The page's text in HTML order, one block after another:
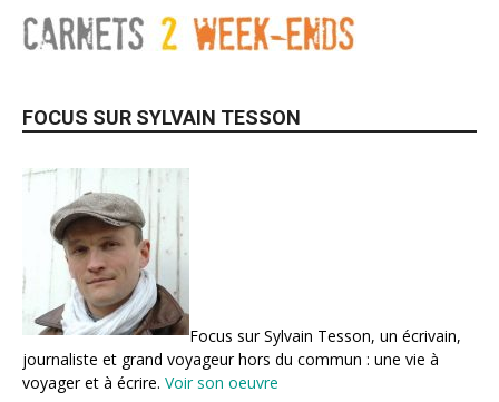
FOCUS SUR SYLVAIN TESSON
Focus sur Sylvain Tesson, un écrivain,
journaliste et grand voyageur hors du commun : une vie à
voyager et à écrire. Voir son oeuvre